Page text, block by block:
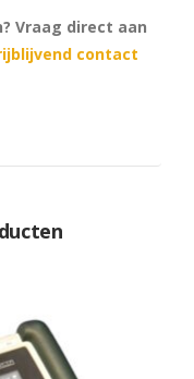
Vraag direct aan
contact